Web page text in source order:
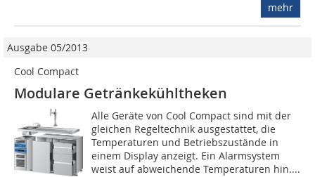
mehr
Ausgabe 05/2013
Cool Compact
Modulare Getränkekühltheken
Alle Geräte von Cool Compact sind mit der
gleichen Regeltechnik ausgestattet, die
Temperaturen und Betriebszustände in
einem Display anzeigt. Ein Alarmsystem
weist auf abweichende Temperaturen hin....